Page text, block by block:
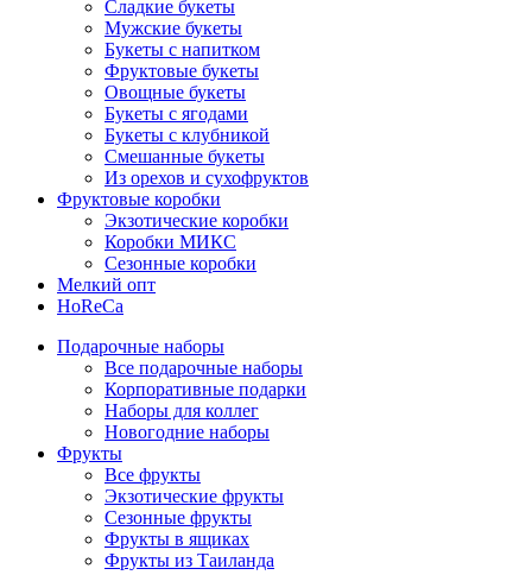
Сладкие букеты
Мужские букеты
Букеты с напитком
Фруктовые букеты
Овощные букеты
Букеты с ягодами
Букеты с клубникой
Смешанные букеты
Из орехов и сухофруктов
Фруктовые коробки
Экзотические коробки
Коробки МИКС
Сезонные коробки
Мелкий опт
HoReCa
Подарочные наборы
Все подарочные наборы
Корпоративные подарки
Наборы для коллег
Новогодние наборы
Фрукты
Все фрукты
Экзотические фрукты
Сезонные фрукты
Фрукты в ящиках
Фрукты из Таиланда